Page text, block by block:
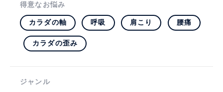
得意なお悩み
カラダの軸 呼吸 肩こり 腰痛
カラダの歪み
ジャンル